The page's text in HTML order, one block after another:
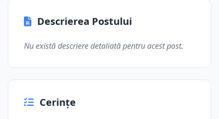
Descrierea Postului
Nu există descriere detaliată pentru acest post.
Cerințe